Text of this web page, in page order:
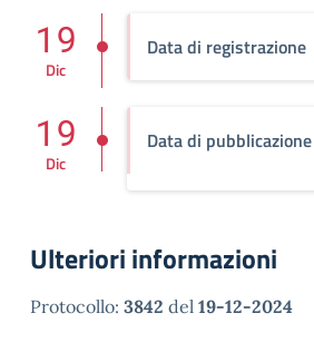
Data di registrazione
19
Dic
Data di pubblicazione
19
Dic
Ulteriori informazioni
Protocollo: 3842 del 19-12-2024